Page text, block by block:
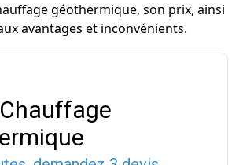
géothermique, son prix, ainsi
avantages et inconvénients.